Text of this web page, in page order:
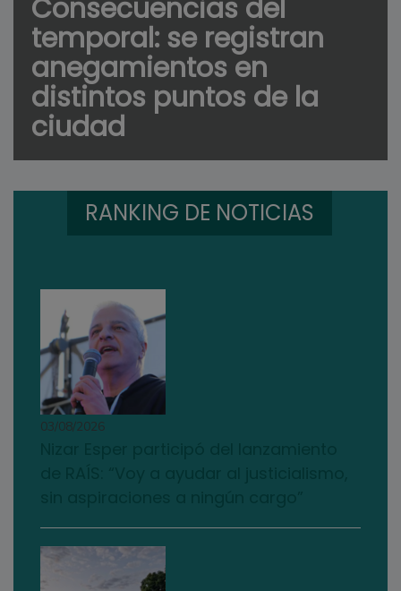
Consecuencias del
temporal: se registran
anegamientos en
distintos puntos de la
ciudad
RANKING DE NOTICIAS
03/08/2026